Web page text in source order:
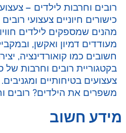
וחרבות לילדים –
חיוניים צעצועי רובים
שמספקים לילדים
דמיון ואקשן, ובמקביל
כמו קואורדינציה,
רובים וחרבות של
בטיחותיים ומגניבים.
את הילדים? רובים
חשוב